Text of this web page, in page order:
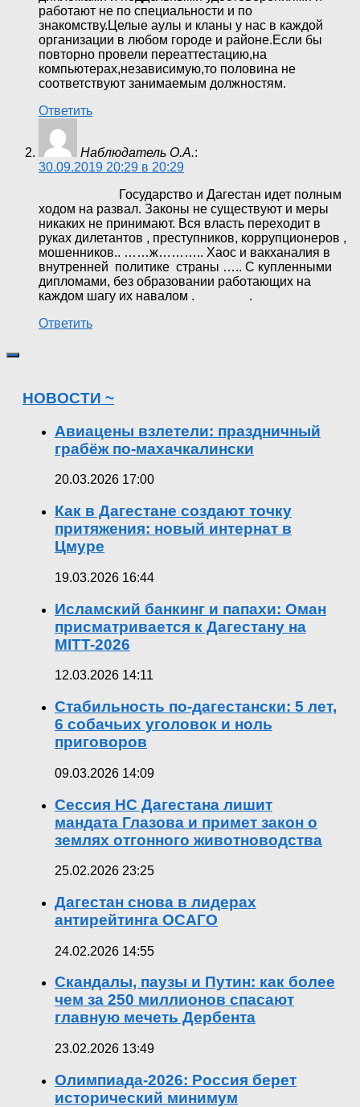
работают не по специальности и по
знакомству.Целые аулы и кланы у нас в каждой
организации в любом городе и районе.Если бы
повторно провели переаттестацию,на
компьютерах,независимую,то половина не
соответствуют занимаемым должностям.
Ответить
Наблюдатель О.А.:
30.09.2019 20:29 в 20:29
Государство и Дагестан идет полным
ходом на развал. Законы не существуют и меры
никаких не принимают. Вся власть переходит в
руках дилетантов , преступников, коррупционеров ,
мошенников.. ……ж……….. Хаос и вакханалия в
внутренней политике страны ….. С купленными
дипломами, без образовании работающих на
каждом шагу их навалом . .
Ответить
НОВОСТИ ~
Авиацены взлетели: праздничный
грабёж по-махачкалински
20.03.2026 17:00
Как в Дагестане создают точку
притяжения: новый интернат в
Цмуре
19.03.2026 16:44
Исламский банкинг и папахи: Оман
присматривается к Дагестану на
MITT-2026
12.03.2026 14:11
Стабильность по-дагестански: 5 лет,
6 собачьих уголовок и ноль
приговоров
09.03.2026 14:09
Сессия НС Дагестана лишит
мандата Глазова и примет закон о
землях отгонного животноводства
25.02.2026 23:25
Дагестан снова в лидерах
антирейтинга ОСАГО
24.02.2026 14:55
Скандалы, паузы и Путин: как более
чем за 250 миллионов спасают
главную мечеть Дербента
23.02.2026 13:49
Олимпиада-2026: Россия берет
исторический минимум